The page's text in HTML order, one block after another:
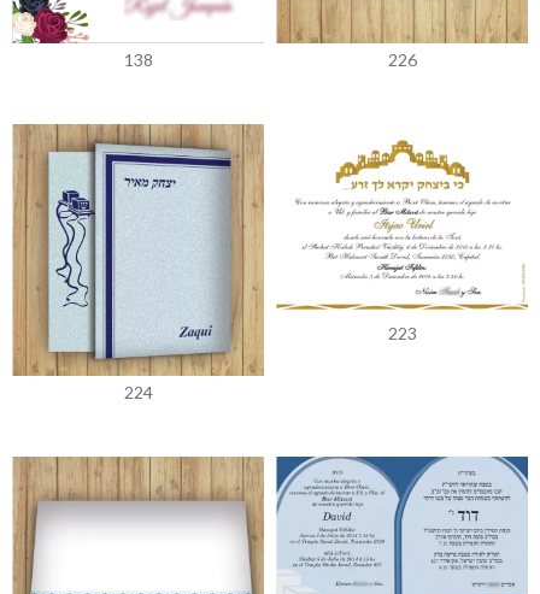
138 226
224
223